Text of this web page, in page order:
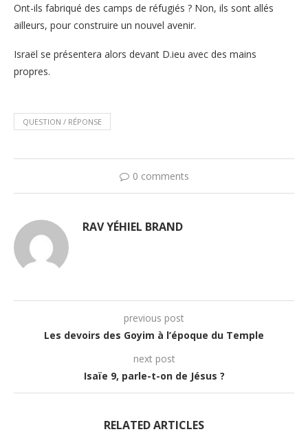
Ont-ils fabriqué des camps de réfugiés ? Non, ils sont allés
ailleurs, pour construire un nouvel avenir.
Israël se présentera alors devant D.ieu avec des mains
propres.
QUESTION / RÉPONSE
0 comments
RAV YÉHIEL BRAND
previous post
Les devoirs des Goyim à l’époque du Temple
next post
Isaïe 9, parle-t-on de Jésus ?
RELATED ARTICLES